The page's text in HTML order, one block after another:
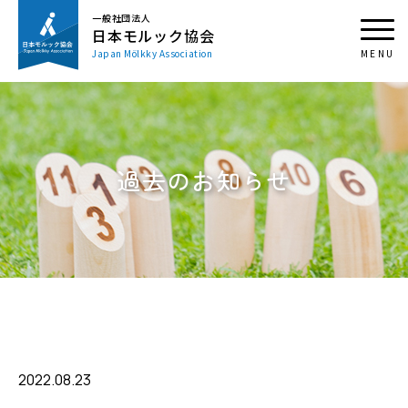
一般社団法人
日本モルック協会
Japan Mölkky Association
過去のお知らせ
2022.08.23